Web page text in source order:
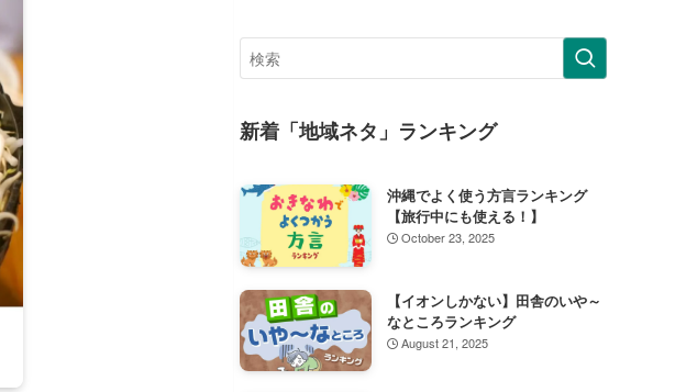
新着「地域ネタ」ランキング
沖縄でよく使う方言ランキング
【旅行中にも使える！】
October 23, 2025
【イオンしかない】田舎のいや～
なところランキング
August 21, 2025